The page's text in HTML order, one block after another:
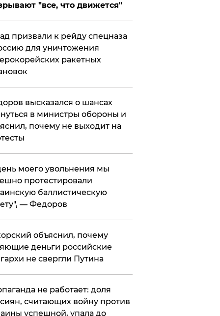
"все, что движется"
призвали к рейду спецназа
для уничтожения
ракетных
высказался о шансах
в министры обороны и
почему не выходит на
моего увольнения мы
протестировали
баллистическую
— Федоров
объяснил, почему
деньги российские
не свергли Путина
не работает: доля
считающих войну против
успешной, упала до